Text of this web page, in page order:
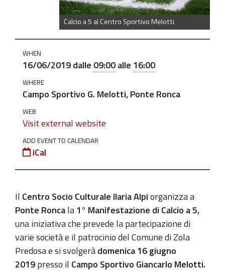
Calcio a 5 al Centro Sportivo Melotti
sportivo-
melotti
Manifestazione
calcio
Campo
G.
Melotti
2019-
06-
16T09:00:00+02:00
2019-
WHEN
16/06/2019dalle 09:00alle 16:00
WHERE
Campo Sportivo G. Melotti, Ponte Ronca
WEB
Visit external website
ADD EVENT TO CALENDAR
iCal
Il Centro Socio Culturale Ilaria Alpiorganizza a
Ponte Roncala1° Manifestazione di Calcio a 5,
una iniziativa che prevede lapartecipazione di
varie società e il patrocinio del Comune di Zola
Predosa e si svolgeràdomenica 16 giugno
2019presso il Campo Sportivo Giancarlo Melotti.